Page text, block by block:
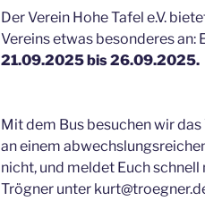
Der Verein Hohe Tafel e.V.
Vereins etwas besonderes an:
21.09.2025 bis 26.09.2025.
Mit dem Bus besuchen wir
an einem
nicht, und meldet Euch
Trögner unter